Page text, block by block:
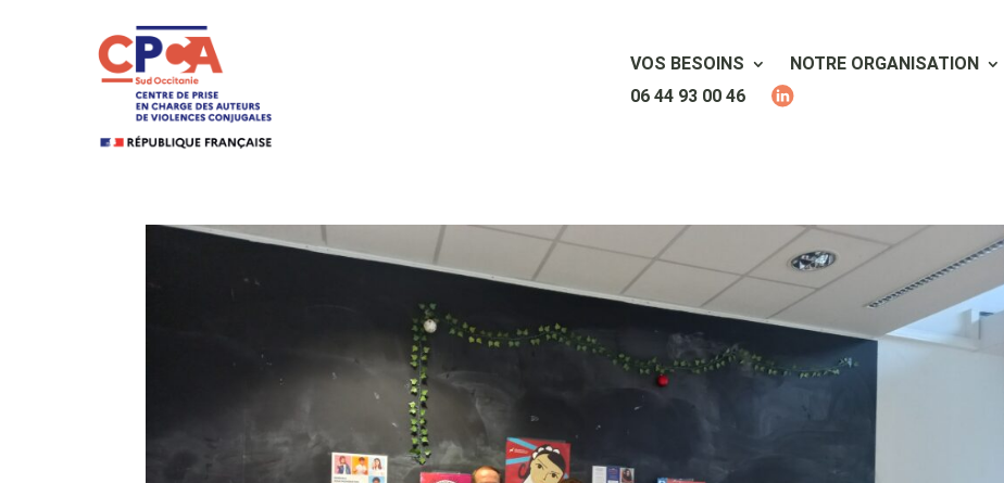
VOS BESOINS NOTRE ORGANISATION
06 44 93 00 46